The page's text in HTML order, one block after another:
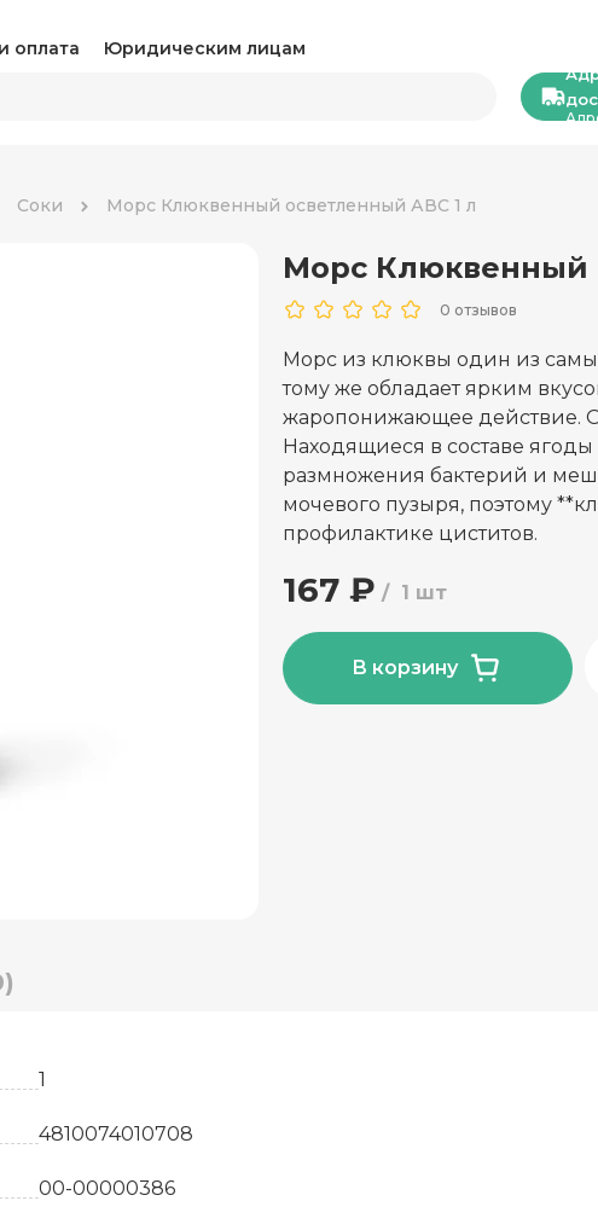
оплата Юридическим лицам
Соки Морс Клюквенный осветленный АВС 1 л
Морс Клюквенный
0 отзывов
Морс из клюквы один из
тому же обладает ярким
жаропонижающее действие.
Находящиеся в составе
размножения бактерий и
мочевого пузыря, поэтому
профилактике циститов.
1 шт
167 ₽
В корзину
1
4810074010708
00-00000386
Бакалея
Какао и горячий шоколад Каши,
Кофе
Мука и
Соус и
Чай